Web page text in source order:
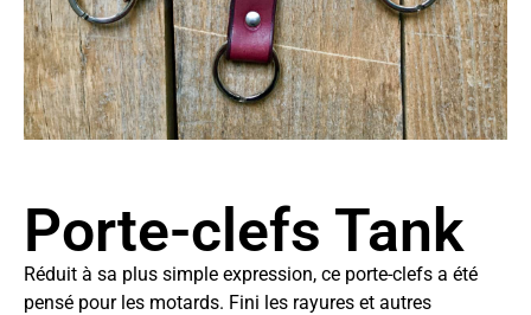
Porte-clefs Tank
Réduit à sa plus simple expression, ce porte-clefs a été
pensé pour les motards. Fini les rayures et autres